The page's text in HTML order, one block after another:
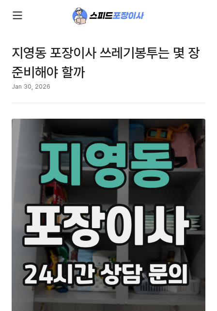
지영동 포장이사 쓰레기봉투는 몇 장
준비해야 할까
Jan 30, 2026